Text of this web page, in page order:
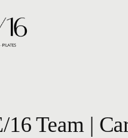
16 Team |